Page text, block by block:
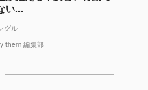
い...
グル
them 編集部